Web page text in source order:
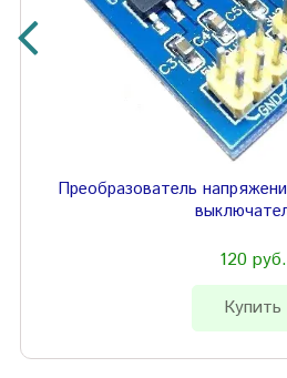
Преобразователь
120 руб.
Купить